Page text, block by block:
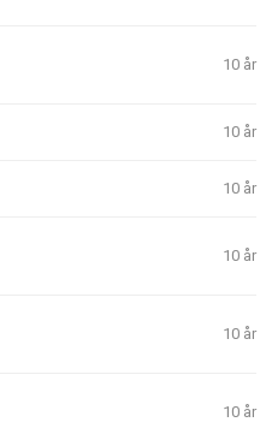
10 år
10 år
10 år
10 år
10 år
10 år